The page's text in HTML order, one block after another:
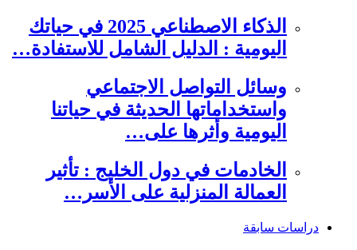
الذكاء الاصطناعي 2025 في حياتك
اليومية : الدليل الشامل للاستفادة…
وسائل التواصل الاجتماعي
واستخداماتها الحديثة في حياتنا
اليومية وأثرها على…
الخادمات في دول الخليج : تأثير
العمالة المنزلية على الأسر…
دراسات سابقة